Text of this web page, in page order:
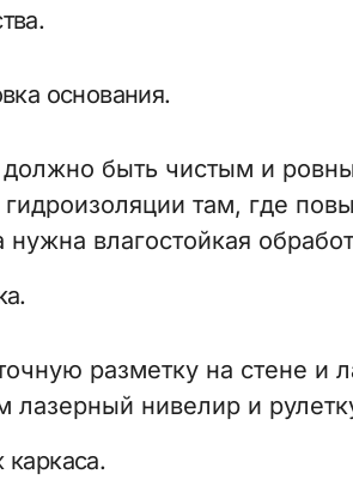
основания.
быть чистым и
гидроизоляции там, где
влагостойкая
разметку на стене и
лазерный нивелир и